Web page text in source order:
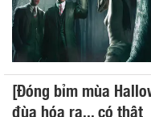
[Đóng bỉm mùa
đùa hóa ra... có thật